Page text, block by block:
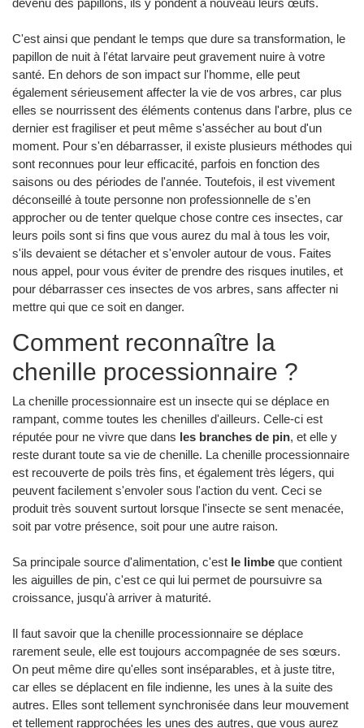
C'est ainsi que pendant le temps que dure sa transformation, le
papillon de nuit à l'état larvaire peut gravement nuire à votre
santé. En dehors de son impact sur l'homme, elle peut
également sérieusement affecter la vie de vos arbres, car plus
elles se nourrissent des éléments contenus dans l'arbre, plus ce
dernier est fragiliser et peut même s'assécher au bout d'un
moment. Pour s'en débarrasser, il existe plusieurs méthodes qui
sont reconnues pour leur efficacité, parfois en fonction des
saisons ou des périodes de l'année. Toutefois, il est vivement
déconseillé à toute personne non professionnelle de s'en
approcher ou de tenter quelque chose contre ces insectes, car
leurs poils sont si fins que vous aurez du mal à tous les voir,
s'ils devaient se détacher et s'envoler autour de vous. Faites
nous appel, pour vous éviter de prendre des risques inutiles, et
pour débarrasser ces insectes de vos arbres, sans affecter ni
mettre qui que ce soit en danger.
Comment reconnaître la
chenille processionnaire ?
La chenille processionnaire est un insecte qui se déplace en
rampant, comme toutes les chenilles d'ailleurs. Celle-ci est
réputée pour ne vivre que dans les branches de pin, et elle y
reste durant toute sa vie de chenille. La chenille processionnaire
est recouverte de poils très fins, et également très légers, qui
peuvent facilement s'envoler sous l'action du vent. Ceci se
produit très souvent surtout lorsque l'insecte se sent menacée,
soit par votre présence, soit pour une autre raison.
Sa principale source d'alimentation, c'est le limbe que contient
les aiguilles de pin, c'est ce qui lui permet de poursuivre sa
croissance, jusqu'à arriver à maturité.
Il faut savoir que la chenille processionnaire se déplace
rarement seule, elle est toujours accompagnée de ses sœurs.
On peut même dire qu'elles sont inséparables, et à juste titre,
car elles se déplacent en file indienne, les unes à la suite des
autres. Elles sont tellement synchronisée dans leur mouvement
et tellement rapprochées les unes des autres, que vous aurez